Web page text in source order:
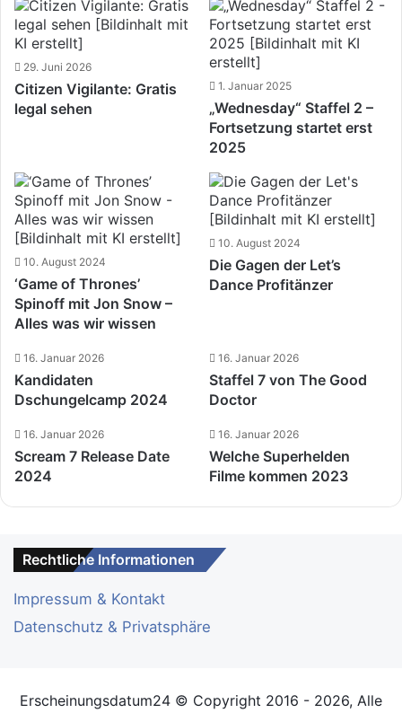
29. Juni 2026
Citizen Vigilante: Gratis
legal sehen
1. Januar 2025
„Wednesday“ Staffel 2 –
Fortsetzung startet erst
2025
10. August 2024
‘Game of Thrones’
Spinoff mit Jon Snow –
Alles was wir wissen
10. August 2024
Die Gagen der Let’s
Dance Profitänzer
16. Januar 2026
Kandidaten
Dschungelcamp 2024
16. Januar 2026
Staffel 7 von The Good
Doctor
16. Januar 2026
Scream 7 Release Date
2024
16. Januar 2026
Welche Superhelden
Filme kommen 2023
Rechtliche Informationen
Impressum & Kontakt
Datenschutz & Privatsphäre
Erscheinungsdatum24 © Copyright 2016 - 2026, Alle